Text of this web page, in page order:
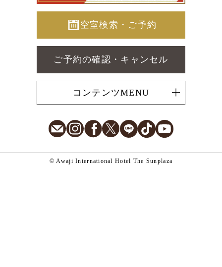
空室検索・ご予約
ご予約の確認・キャンセル
コンテンツMENU
E-MailInstagramFacebook
X LINETikTok
© Awaji International Hotel The Sunplaza